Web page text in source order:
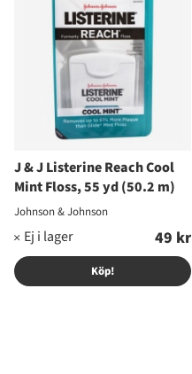
J & J Listerine Reach Cool
Mint Floss, 55 yd (50.2 m)
Johnson & Johnson
49 kr
Köp!